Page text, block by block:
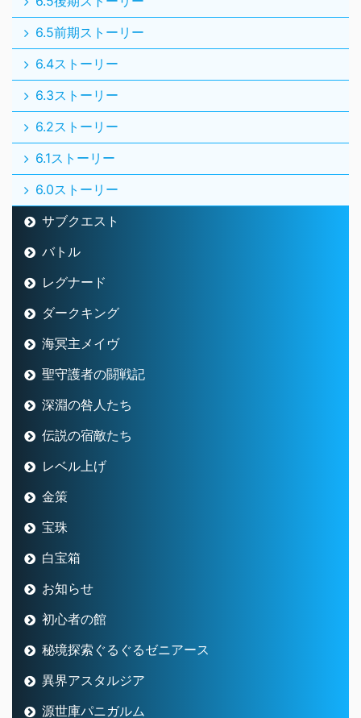
6.5前期ストーリー
6.4ストーリー
6.3ストーリー
6.2ストーリー
6.1ストーリー
6.0ストーリー
サブクエスト
バトル
レグナード
ダークキング
海冥主メイヴ
聖守護者の闘戦記
深淵の咎人たち
伝説の宿敵たち
レベル上げ
金策
宝珠
白宝箱
お知らせ
初心者の館
秘境探索ぐるぐるゼニアース
異界アスタルジア
源世庫パニガルム